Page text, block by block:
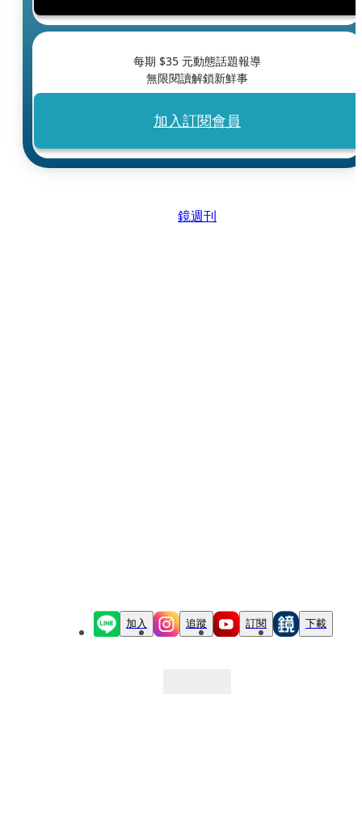
每期 $35 元動態話題報導
無限閱讀解鎖新鮮事
加入訂閱會員
鏡週刊
加入 追蹤 訂閱 下載